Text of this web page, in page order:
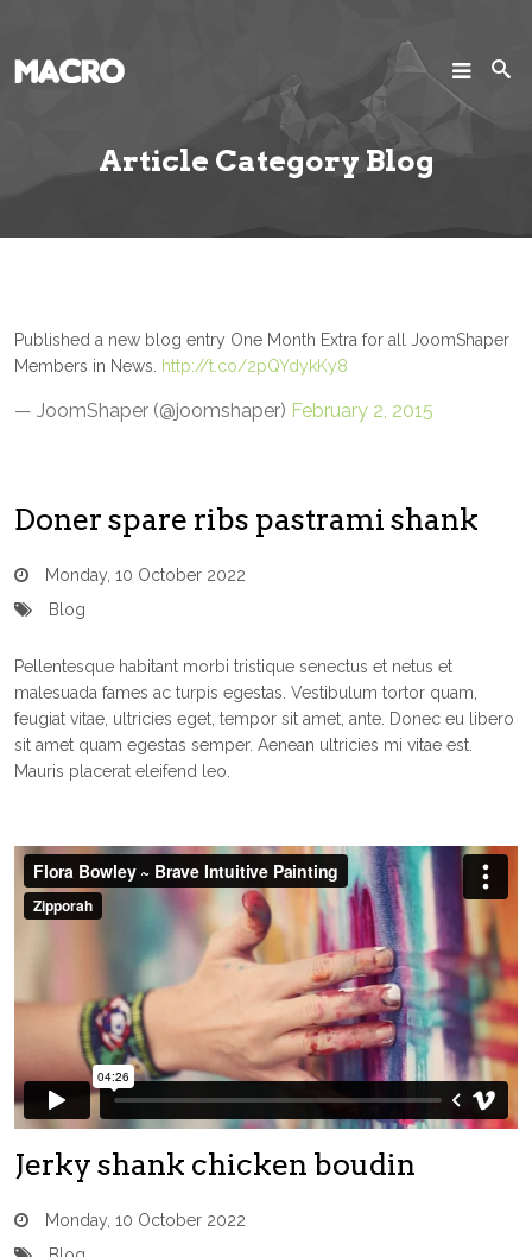
Article Category Blog
Published a new blog entry One Month Extra for all JoomShaper
Members in News.
http://t.co/2pQYdykKy8
— JoomShaper (@joomshaper) February 2, 2015
Doner spare ribs pastrami shank
Monday, 10 October 2022
Blog
Pellentesque habitant morbi tristique senectus et netus et
malesuada fames ac turpis egestas. Vestibulum tortor quam,
feugiat vitae, ultricies eget, tempor sit amet, ante. Donec eu libero
sit amet quam egestas semper. Aenean ultricies mi vitae est.
Mauris placerat eleifend leo.
Jerky shank chicken boudin
Monday, 10 October 2022
SEARCH
Blog
Joomla!